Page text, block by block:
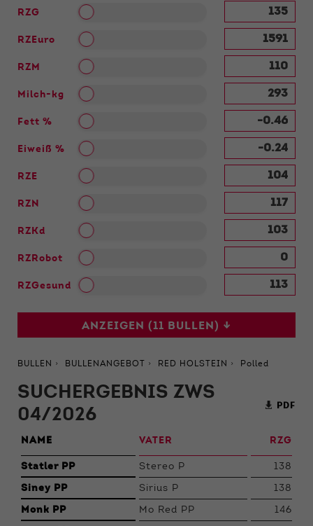
RZG
RZEuro
RZM
Milch-kg
Fett %
Eiweiß %
RZE
RZN
RZKd
RZRobot
RZGesund
ANZEIGEN (11 BULLEN) ↓
BULLEN BULLENANGEBOT RED HOLSTEIN Polled
SUCHERGEBNIS ZWS
04/2026
PDF
NAME VATER RZG
Statler PP Stereo P 138
Siney PP Sirius P 138
Monk PP Mo Red PP 146